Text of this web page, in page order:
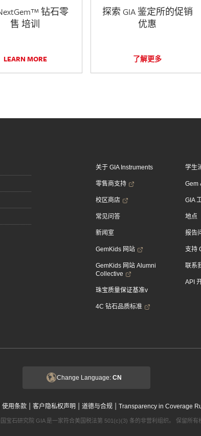
钻石零
售 培训
LEARN MORE
探索 GIA 鉴定所的促销
优惠
了解更多
关于 GIA Instruments
零售商支持
校区商店
常见问答
新闻室
GemKids 网站
GemKids 网站 Alumni
Collective
珠宝质量保证基准v
4C 钻石品质标准
学生
Gem
GIA
地点
报告
支持
联系
API
Change Language: CN
使用条款 | 客户隐私权声明 | 道德与合规 | Transparency in Coverage
宝石研究院 GIA 是一家符合美国税法第 501(c)(3) 条的非营利组织。 保留所有